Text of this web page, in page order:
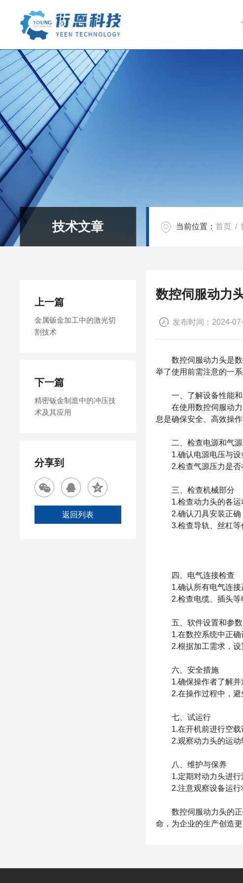
技术文章 当前位置：首页 /
数控伺服动力
发布时间：2024-
数控伺服动力头是数
举了使用前需注意的一
一、了解设备性能
在使用数控伺服动力
息是确保安全、高效操作
二、检查电源和气源
1.确认电源电压与设
2.检查气源压力是否
三、检查机械部分
1.检查动力头的各运
2.确认刀具安装正确
3.检查导轨、丝杠等传
四、电气连接检查
1.确认所有电气连接
2.检查电缆、插头等
五、软件设置和参
1.在数控系统中正确
2.根据加工需求，设
六、安全措施
1.确保操作者了解并
2.在操作过程中，避
七、试运行
1.在开机前进行空载
2.观察动力头的运动
八、维护与保养
1.定期对动力头进行
2.注意观察设备运行
数控伺服动力头的正
命，为企业的生产创造更
上一篇
金属钣金加工中的激光切
割技术
下一篇
精密钣金制造中的冲压技
术及其应用
分享到
返回列表